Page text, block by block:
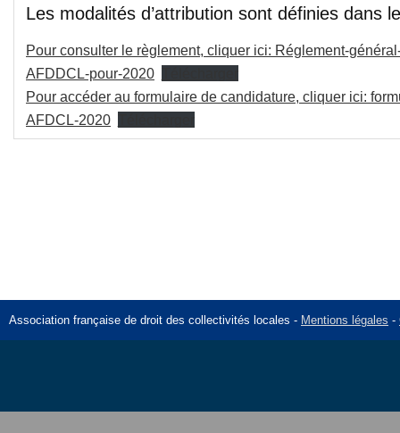
Les modalités d’attribution sont définies dans
Pour consulter le règlement, cliquer ici: Réglement-
AFDDCL-pour-2020
Pour accéder au formulaire de candidature, cliquer ici:
AFDCL-2020
Association française de droit des collectivités locales - Mentions légales -